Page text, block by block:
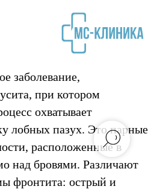
заболевание,
при котором
охватывает
лобных пазух. Это парные
расположенные в
над бровями. Различают
фронтита: острый и